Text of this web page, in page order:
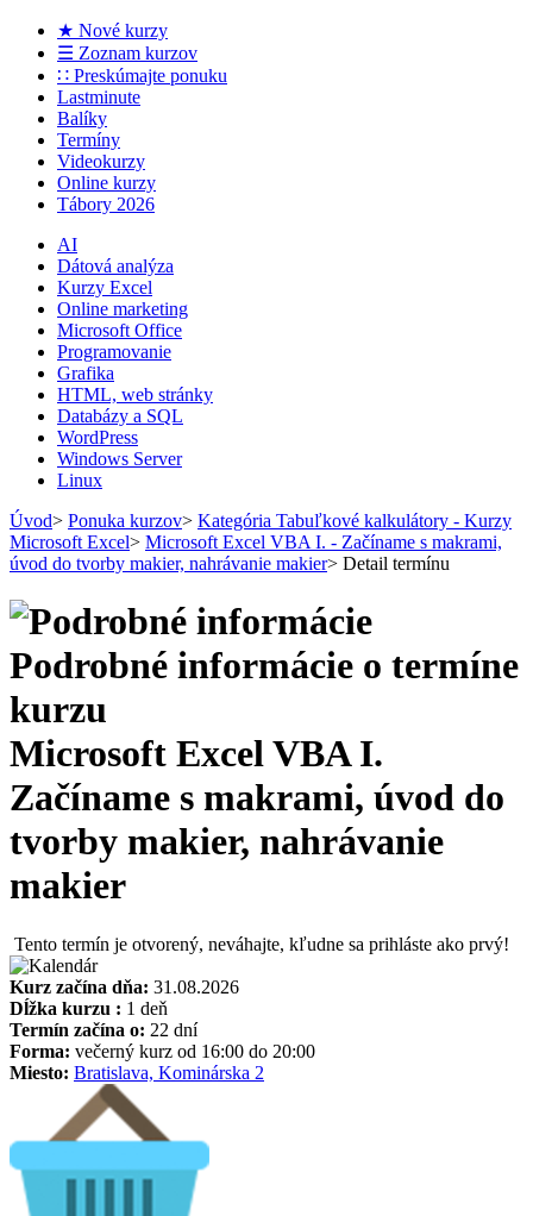
★ Nové kurzy
☰ Zoznam kurzov
∷ Preskúmajte ponuku
Lastminute
Balíky
Termíny
Videokurzy
Online kurzy
Tábory 2026
AI
Dátová analýza
Kurzy Excel
Online marketing
Microsoft Office
Programovanie
Grafika
HTML, web stránky
Databázy a SQL
WordPress
Windows Server
Linux
Úvod> Ponuka kurzov> Kategória Tabuľkové kalkulátory - Kurzy
Microsoft Excel> Microsoft Excel VBA I. - Začíname s makrami,
úvod do tvorby makier, nahrávanie makier> Detail termínu
Podrobné informácie o termíne
kurzu
Microsoft Excel VBA I.
Začíname s makrami, úvod do
tvorby makier, nahrávanie
makier
Tento termín je otvorený, neváhajte, kľudne sa prihláste ako prvý!
Kurz začína dňa: 31.08.2026
Dĺžka kurzu : 1 deň
Termín začína o: 22 dní
Forma: večerný kurz od 16:00 do 20:00
Miesto: Bratislava, Kominárska 2